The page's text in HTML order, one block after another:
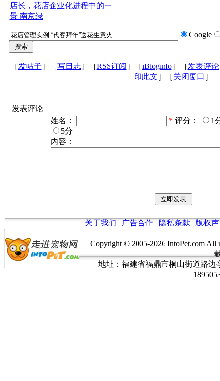
店长，花店企业化进程中的一
景 南京绿
Google
［发帖子］［写日志］［RSS订阅 ］［iBloginfo］［发表评论
印此文］［关闭窗口 ］
发表评论
姓名：
* 评分：
1
5分
内容：
关于我们 | 广告合作| 隐私条款 | 版权
Copyright © 2005-2026 IntoPet.com
地址：福建省福鼎市桐山街道路边